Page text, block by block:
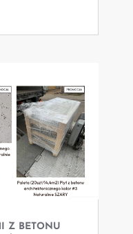
Z BETONU